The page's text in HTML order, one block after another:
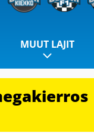
MUUT LAJIT